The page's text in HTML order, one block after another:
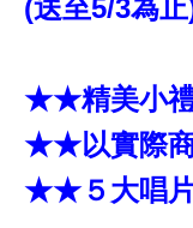
(送至5/3為止
★★精美小
★★以實際
★★５大唱